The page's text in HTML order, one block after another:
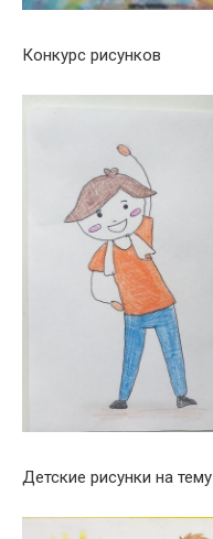
Конкурс рисунков
Детские рисунки на тему